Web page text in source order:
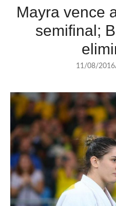
Mayra vence
semifinal;
11/08/2016